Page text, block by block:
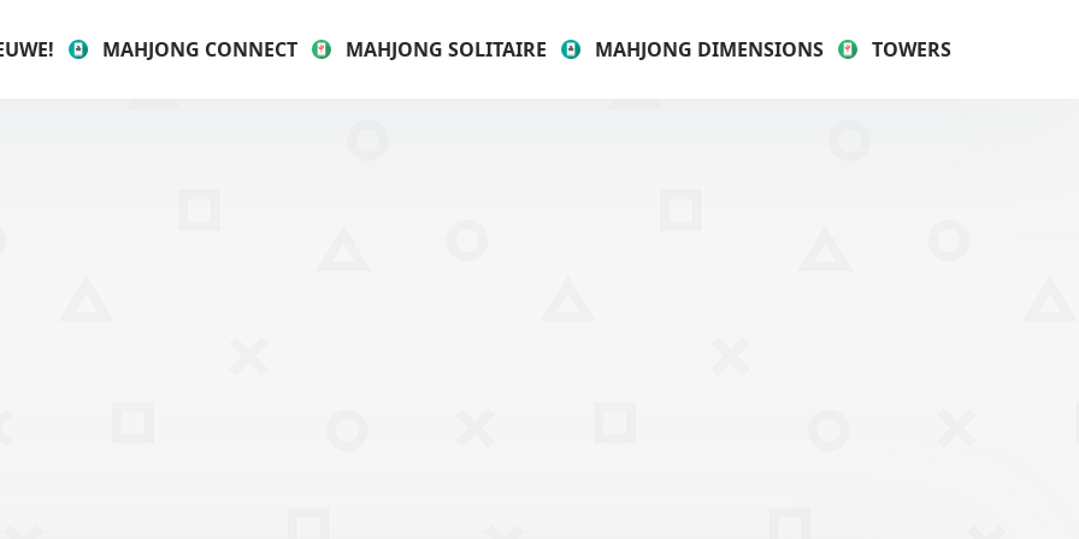
MAHJONG CONNECT MAHJONG SOLITAIRE MAHJONG DIMENSIONS TOWERS